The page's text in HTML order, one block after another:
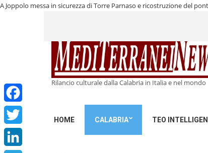
A Joppolo messa in sicurezza di Torre Parnaso e ricostruzione del
Rilancio culturale dalla Calabria in Italia e nel mondo
HOME CALABRIA TEO
Facebook
Twitter